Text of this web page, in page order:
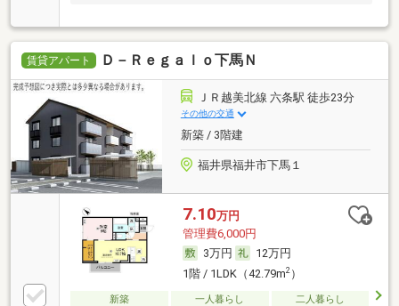
賃貸アパート Ｄ－Ｒｅｇａｌｏ下馬Ｎ
ＪＲ越美北線 六条駅 徒歩23分
その他の交通
新築 / 3階建
福井県福井市下馬１
7.10万円
管理費6,000円
3万円
12万円
1階 / 1LDK（42.79m2）
新築 一人暮らし
二人暮らし